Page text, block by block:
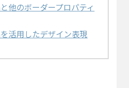
他のボーダープロパティ
活用したデザイン表現